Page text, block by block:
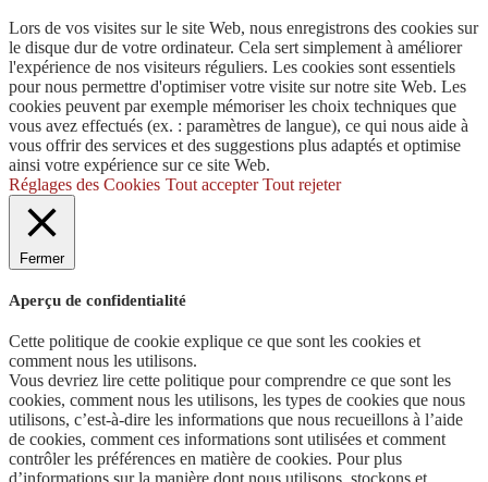
Lors de vos visites sur le site Web, nous enregistrons des cookies sur
le disque dur de votre ordinateur. Cela sert simplement à améliorer
l'expérience de nos visiteurs réguliers. Les cookies sont essentiels
pour nous permettre d'optimiser votre visite sur notre site Web. Les
cookies peuvent par exemple mémoriser les choix techniques que
vous avez effectués (ex. : paramètres de langue), ce qui nous aide à
vous offrir des services et des suggestions plus adaptés et optimise
ainsi votre expérience sur ce site Web.
Réglages des Cookies Tout accepter Tout rejeter
Fermer
Aperçu de confidentialité
Cette politique de cookie explique ce que sont les cookies et
comment nous les utilisons.
Vous devriez lire cette politique pour comprendre ce que sont les
cookies, comment nous les utilisons, les types de cookies que nous
utilisons, c’est-à-dire les informations que nous recueillons à l’aide
de cookies, comment ces informations sont utilisées et comment
contrôler les préférences en matière de cookies. Pour plus
d’informations sur la manière dont nous utilisons, stockons et